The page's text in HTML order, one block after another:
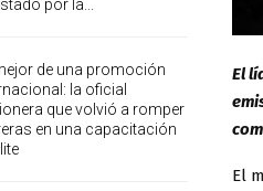
El
El
por la...
de una promoción
la oficial
que volvió a romper
en una capacitación